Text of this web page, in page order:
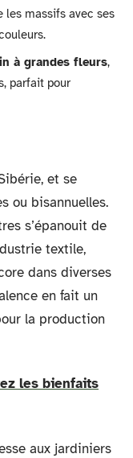
les massifs avec ses
à grandes fleurs,
parfait pour
et se
ou bisannuelles.
s’épanouit de
textile,
dans diverses
en fait un
la production
les bienfaits
aux jardiniers